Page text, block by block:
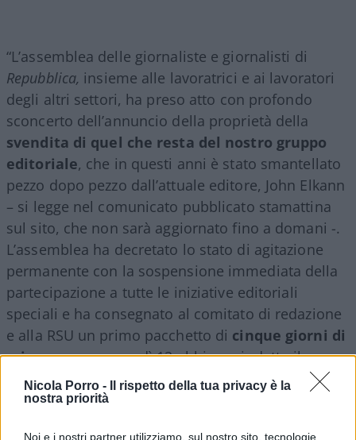
Nicola Porro -
Il rispetto della tua privacy è la
nostra priorità
Noi e i nostri partner utilizziamo, sul nostro sito, tecnologie
“L’assemblea delle giornaliste e giornalisti di
Repubblica, insieme alle lavoratrici e ai lavoratori
degli altri settori, ha preso atto con profondo
sconcerto dell’annuncio della proprietà della
svendita di quel che resta del nostro gruppo
editoriale, che in questi anni è stato smantellato
pezzo dopo pezzo dall’attuale editore, John Elkann
– si legge nel comunicato pubblicato stamattina
sul sito, che non sarà aggiornato fino a domani -.
L’assemblea ha decretato lo stato di agitazione
permanente con la sospensione immediata della
partecipazione a tutte le iniziative editoriali
speciali e ha consegnato al comitato di redazione
e alla RSU un primo pacchetto di cinque giorni di
sciopero: per venerdì 12 abbiamo indetto il
primo. Il giornale non sarà in edicola sabato 13
dicembre e il sito non sarà aggiornato dalle 7 di